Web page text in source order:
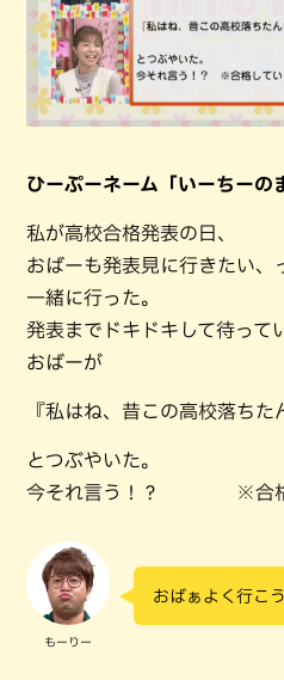
ひーぷーネーム「いーちーの
私が高校合格発表の日、
おばーも発表見に行きたい、
一緒に行った。
発表までドキドキして待って
おばーが
『私はね、昔この高校落ちた
とつぶやいた。
今それ言う！？ ※合格し
もーりー
おばぁよく行こ